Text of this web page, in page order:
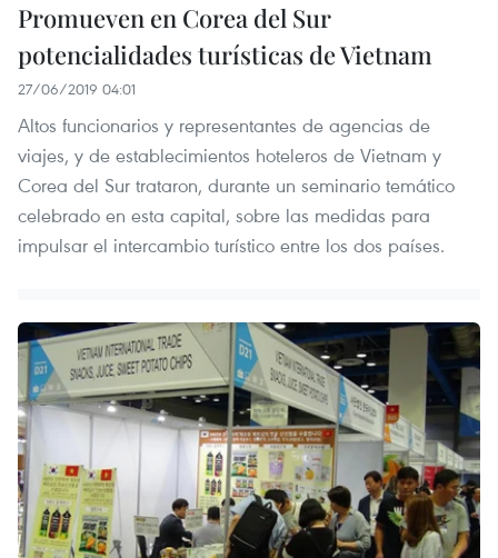
Promueven en Corea del Sur
potencialidades turísticas de Vietnam
27/06/2019 04:01
Altos funcionarios y representantes de agencias de
viajes, y de establecimientos hoteleros de Vietnam y
Corea del Sur trataron, durante un seminario temático
celebrado en esta capital, sobre las medidas para
impulsar el intercambio turístico entre los dos países.